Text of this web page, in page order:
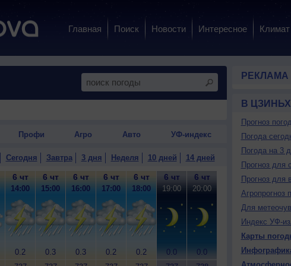
Главная Поиск Новости Интересное Климат
Профи Агро Авто УФ-индекс
Сегодня Завтра 3 дня Неделя 10 дней 14 дней
6 чт
14:00
0.2
6 чт
15:00
0.3
6 чт
16:00
0.3
6 чт
17:00
0.2
6 чт
18:00
0.2
6 чт
19:00
0.0
6 чт
20:00
0.0
6 чт
0.0
6
РЕКЛАМА
В
Прогноз
Погода
Погода на 3
Прогноз для
Прогноз для
Агропрогноз
Для
Индекс УФ-
Карты